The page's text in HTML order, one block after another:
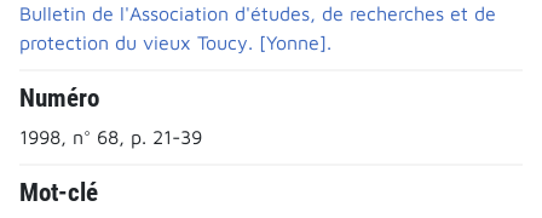
Bulletin de l'Association d'études, de recherches et de
protection du vieux Toucy. [Yonne].
Numéro
1998, n° 68, p. 21-39
Mot-clé